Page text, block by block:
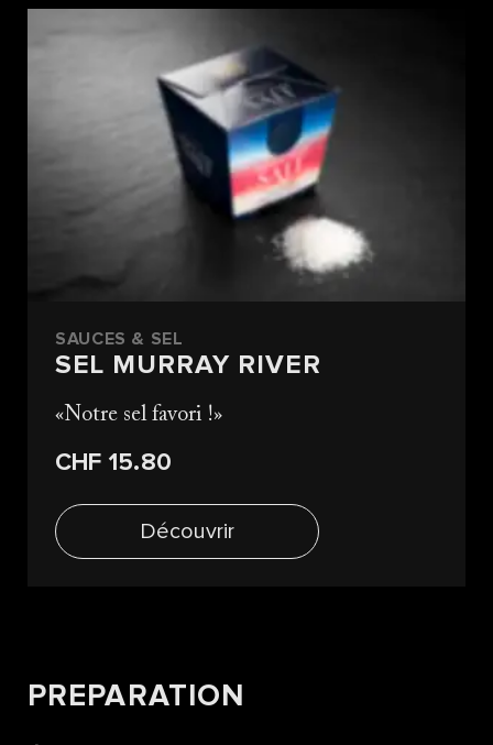
SAUCES & SEL
SEL MURRAY RIVER
Notre sel favori !
CHF 15.80
Découvrir
PREPARATION